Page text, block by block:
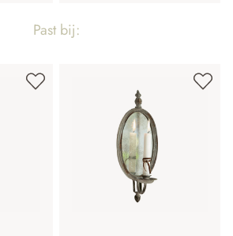
Past bij: